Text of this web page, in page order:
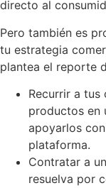
directo al
Pero también es
tu estrategia
plantea el reporte
Recurrir a tus
productos en
apoyarlos
plataforma.
Contratar a
resuelva por